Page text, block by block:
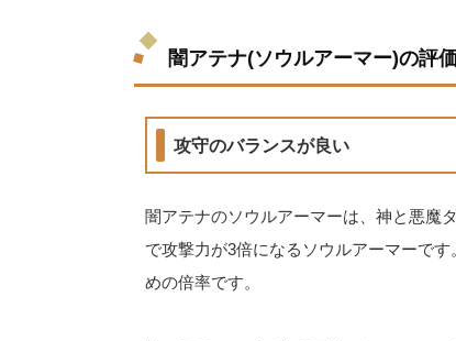
闇アテナ(ソウルアーマー)の評
攻守のバランスが良い
闇アテナのソウルアーマーは、神と悪魔
で攻撃力が3倍になるソウルアーマーで
めの倍率です。